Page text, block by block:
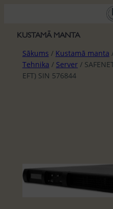
saturuKUSTAMĀ MANTA
Sākums / Kustamā manta
Tehnika / Server/
EFT) SIN 576844